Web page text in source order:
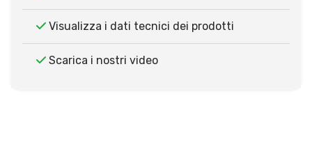
Visualizza i dati tecnici dei prodotti
Scarica i nostri video